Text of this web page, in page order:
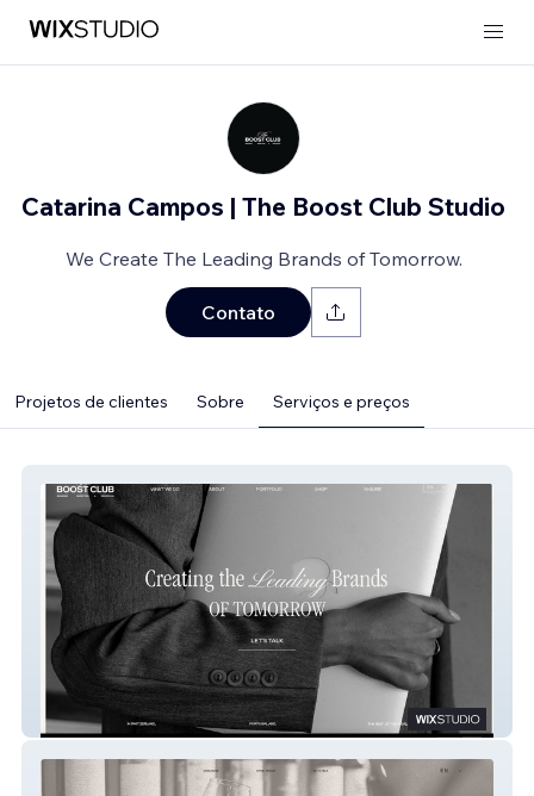
Catarina Campos | The Boost Club Studio
We Create The Leading Brands of Tomorrow.
Contato
Projetos de clientes Sobre Serviços e preços
The Boost Club Studio